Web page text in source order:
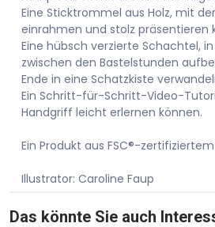
Eine Sticktrommel aus Holz, mit
einrahmen und stolz präsentieren
Eine hübsch verzierte Schachtel,
zwischen den Bastelstunden
Ende in eine Schatzkiste
Ein Schritt-für-Schritt-Video-
Handgriff leicht erlernen können.
Ein Produkt aus FSC®-
Illustrator: Caroline Faup
Das könnte Sie auch